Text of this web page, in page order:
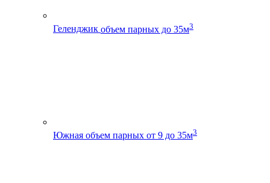
Геленджик объем парных до 35м3
Южная объем парных от 9 до 35м3